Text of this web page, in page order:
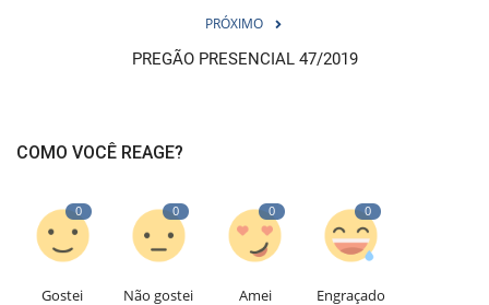
PRÓXIMO
PREGÃO PRESENCIAL 47/2019
COMO VOCÊ REAGE?
0
Gostei
0
Não gostei
0
Amei
0
Engraçado